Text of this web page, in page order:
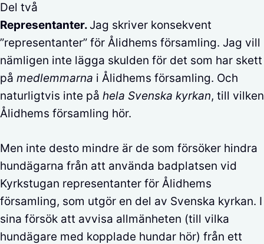
Del två
Representanter. Jag skriver konsekvent
”representanter” för Ålidhems församling. Jag vill
nämligen inte lägga skulden för det som har skett
på medlemmarna i Ålidhems församling. Och
naturligtvis inte på hela Svenska kyrkan, till vilken
Ålidhems församling hör.
Men inte desto mindre är de som försöker hindra
hundägarna från att använda badplatsen vid
Kyrkstugan representanter för Ålidhems
församling, som utgör en del av Svenska kyrkan. I
sina försök att avvisa allmänheten (till vilka
hundägare med kopplade hundar hör) från ett